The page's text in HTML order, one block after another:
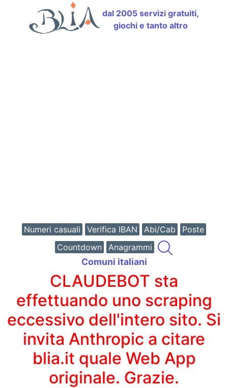
dal 2005 servizi gratuiti,
giochi e tanto altro
Numeri casuali Verifica IBAN Abi/Cab
Poste
Countdown
Anagrammi
Comuni italiani
CLAUDEBOT sta
effettuando uno scraping
eccessivo dell'intero sito. Si
invita Anthropic a citare
blia.it quale Web App
originale. Grazie.